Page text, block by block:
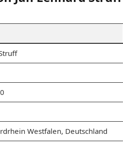
Westfalen, Deutschland